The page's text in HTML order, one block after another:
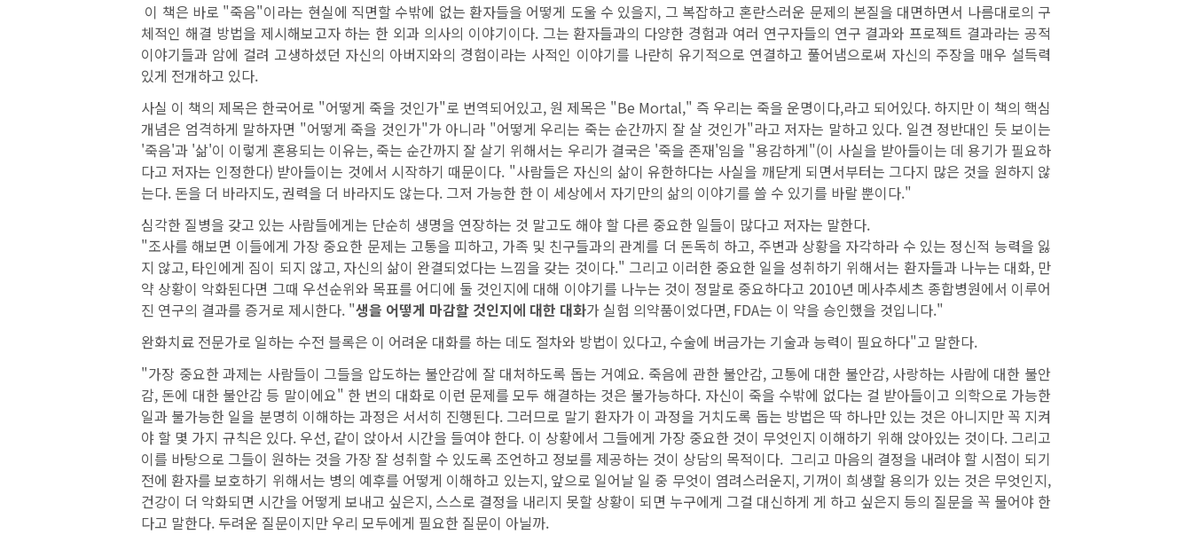
이 책은 바로 "죽음"이라는 현실에 직면할 수밖에 없는 환자들을 어떻게 도울 수 있을지, 그 복잡하고 혼란스러운 문제의 본질을 대면하면서 나름대로의 구
체적인 해결 방법을 제시해보고자 하는 한 외과 의사의 이야기이다. 그는 환자들과의 다양한 경험과 여러 연구자들의 연구 결과와 프로젝트 결과라는 공적
이야기들과 암에 걸려 고생하셨던 자신의 아버지와의 경험이라는 사적인 이야기를 나란히 유기적으로 연결하고 풀어냄으로써 자신의 주장을 매우 설득력
있게 전개하고 있다.
사실 이 책의 제목은 한국어로 "어떻게 죽을 것인가"로 번역되어있고, 원 제목은 "Be Mortal," 즉 우리는 죽을 운명이다,라고 되어있다. 하지만 이 책의 핵심
개념은 엄격하게 말하자면 "어떻게 죽을 것인가"가 아니라 "어떻게 우리는 죽는 순간까지 잘 살 것인가"라고 저자는 말하고 있다. 일견 정반대인 듯 보이는
'죽음'과 '삶'이 이렇게 혼용되는 이유는, 죽는 순간까지 잘 살기 위해서는 우리가 결국은 '죽을 존재'임을 "용감하게"(이 사실을 받아들이는 데 용기가 필요하
다고 저자는 인정한다) 받아들이는 것에서 시작하기 때문이다. "사람들은 자신의 삶이 유한하다는 사실을 깨닫게 되면서부터는 그다지 많은 것을 원하지 않
는다. 돈을 더 바라지도, 권력을 더 바라지도 않는다. 그저 가능한 한 이 세상에서 자기만의 삶의 이야기를 쓸 수 있기를 바랄 뿐이다."
심각한 질병을 갖고 있는 사람들에게는 단순히 생명을 연장하는 것 말고도 해야 할 다른 중요한 일들이 많다고 저자는 말한다.
"조사를 해보면 이들에게 가장 중요한 문제는 고통을 피하고, 가족 및 친구들과의 관계를 더 돈독히 하고, 주변과 상황을 자각하라 수 있는 정신적 능력을 잃
지 않고, 타인에게 짐이 되지 않고, 자신의 삶이 완결되었다는 느낌을 갖는 것이다." 그리고 이러한 중요한 일을 성취하기 위해서는 환자들과 나누는 대화, 만
약 상황이 악화된다면 그때 우선순위와 목표를 어디에 둘 것인지에 대해 이야기를 나누는 것이 정말로 중요하다고 2010년 메사추세츠 종합병원에서 이루어
진 연구의 결과를 증거로 제시한다. "생을 어떻게 마감할 것인지에 대한 대화가 실험 의약품이었다면, FDA는 이 약을 승인했을 것입니다."
완화치료 전문가로 일하는 수전 블록은 이 어려운 대화를 하는 데도 절차와 방법이 있다고, 수술에 버금가는 기술과 능력이 필요하다"고 말한다.
"가장 중요한 과제는 사람들이 그들을 압도하는 불안감에 잘 대처하도록 돕는 거예요. 죽음에 관한 불안감, 고통에 대한 불안감, 사랑하는 사람에 대한 불안
감, 돈에 대한 불안감 등 말이에요" 한 번의 대화로 이런 문제를 모두 해결하는 것은 불가능하다. 자신이 죽을 수밖에 없다는 걸 받아들이고 의학으로 가능한
일과 불가능한 일을 분명히 이해하는 과정은 서서히 진행된다. 그러므로 말기 환자가 이 과정을 거치도록 돕는 방법은 딱 하나만 있는 것은 아니지만 꼭 지켜
야 할 몇 가지 규칙은 있다. 우선, 같이 앉아서 시간을 들여야 한다. 이 상황에서 그들에게 가장 중요한 것이 무엇인지 이해하기 위해 앉아있는 것이다. 그리고
이를 바탕으로 그들이 원하는 것을 가장 잘 성취할 수 있도록 조언하고 정보를 제공하는 것이 상담의 목적이다. 그리고 마음의 결정을 내려야 할 시점이 되기
전에 환자를 보호하기 위해서는 병의 예후를 어떻게 이해하고 있는지, 앞으로 일어날 일 중 무엇이 염려스러운지, 기꺼이 희생할 용의가 있는 것은 무엇인지,
건강이 더 악화되면 시간을 어떻게 보내고 싶은지, 스스로 결정을 내리지 못할 상황이 되면 누구에게 그걸 대신하게 게 하고 싶은지 등의 질문을 꼭 물어야 한
다고 말한다. 두려운 질문이지만 우리 모두에게 필요한 질문이 아닐까.